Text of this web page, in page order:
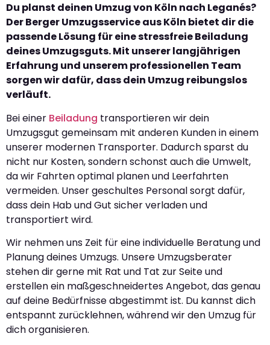
Du planst deinen Umzug von Köln nach Leganés?
Der Berger Umzugsservice aus Köln bietet dir die
passende Lösung für eine stressfreie Beiladung
deines Umzugsguts. Mit unserer langjährigen
Erfahrung und unserem professionellen Team
sorgen wir dafür, dass dein Umzug reibungslos
verläuft.
Bei einer Beiladung transportieren wir dein
Umzugsgut gemeinsam mit anderen Kunden in einem
unserer modernen Transporter. Dadurch sparst du
nicht nur Kosten, sondern schonst auch die Umwelt,
da wir Fahrten optimal planen und Leerfahrten
vermeiden. Unser geschultes Personal sorgt dafür,
dass dein Hab und Gut sicher verladen und
transportiert wird.
Wir nehmen uns Zeit für eine individuelle Beratung und
Planung deines Umzugs. Unsere Umzugsberater
stehen dir gerne mit Rat und Tat zur Seite und
erstellen ein maßgeschneidertes Angebot, das genau
auf deine Bedürfnisse abgestimmt ist. Du kannst dich
entspannt zurücklehnen, während wir den Umzug für
dich organisieren.